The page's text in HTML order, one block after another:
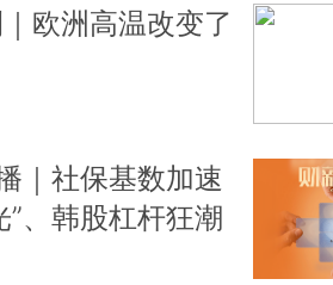
欧洲高温改变了
｜社保基数加速
”、韩股杠杆狂潮